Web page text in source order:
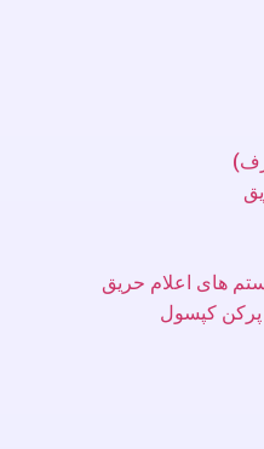
های اعلام حریق
پرکن کپسول